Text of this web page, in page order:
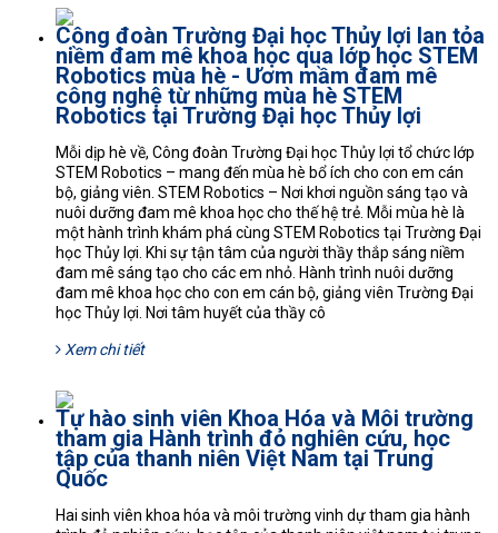
Công đoàn Trường Đại học Thủy lợi lan tỏa
niềm đam mê khoa học qua lớp học STEM
Robotics mùa hè - Ươm mầm đam mê
công nghệ từ những mùa hè STEM
Robotics tại Trường Đại học Thủy lợi
Mỗi dịp hè về, Công đoàn Trường Đại học Thủy lợi tổ chức lớp
STEM Robotics – mang đến mùa hè bổ ích cho con em cán
bộ, giảng viên. STEM Robotics – Nơi khơi nguồn sáng tạo và
nuôi dưỡng đam mê khoa học cho thế hệ trẻ. Mỗi mùa hè là
một hành trình khám phá cùng STEM Robotics tại Trường Đại
học Thủy lợi. Khi sự tận tâm của người thầy thắp sáng niềm
đam mê sáng tạo cho các em nhỏ. Hành trình nuôi dưỡng
đam mê khoa học cho con em cán bộ, giảng viên Trường Đại
học Thủy lợi. Nơi tâm huyết của thầy cô
Xem chi tiết
Tự hào sinh viên Khoa Hóa và Môi trường
tham gia Hành trình đỏ nghiên cứu, học
tập của thanh niên Việt Nam tại Trung
Quốc
Hai sinh viên khoa hóa và môi trường vinh dự tham gia hành